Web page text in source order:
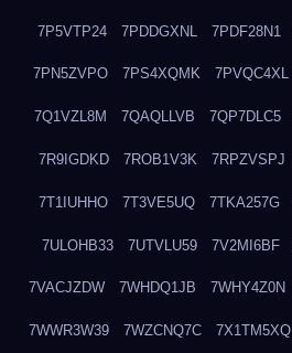
7P5VTP24 7PDDGXNL 7PDF28N1
7PN5ZVPO 7PS4XQMK 7PVQC4XL
7Q1VZL8M 7QAQLLVB 7QP7DLC5
7R9IGDKD 7ROB1V3K 7RPZVSPJ
7T1IUHHO 7T3VE5UQ 7TKA257G
7ULOHB33 7UTVLU59 7V2MI6BF
7VACJZDW 7WHDQ1JB 7WHY4Z0N
7WWR3W39 7WZCNQ7C 7X1TM5XQ